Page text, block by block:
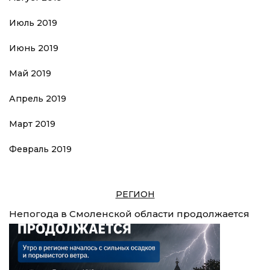
Июль 2019
Июнь 2019
Май 2019
Апрель 2019
Март 2019
Февраль 2019
РЕГИОН
Непогода в Смоленской области продолжается